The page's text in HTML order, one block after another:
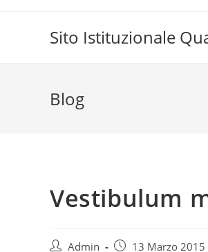
Sito Istituzionale
Blog
Vestibulum
AutoreAdmin
Articolo13 Marzo 2015